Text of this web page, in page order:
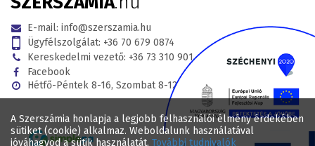
A Szerszámia honlapja a legjobb felhasználói élmény érdekében
sütiket (cookie) alkalmaz. Weboldalunk használatával
jóváhagyod a sütik használatát. További tudnivalók
E-mail: info@szerszamia.hu
Ügyfélszolgálat: +36 70 679 0874
Kereskedelmi vezető: +36 73 310 901
Facebook
Hétfő-Péntek 8-16, Szombat 8-12